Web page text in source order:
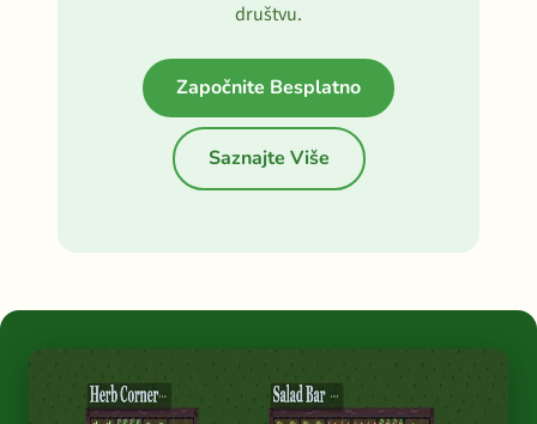
društvu.
Započnite Besplatno
Saznajte Više